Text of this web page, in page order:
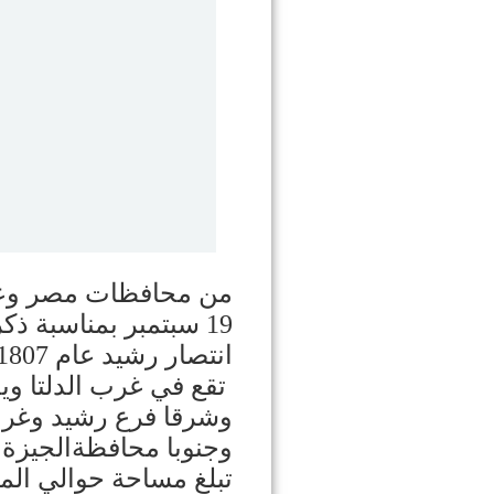
من محافظات مصر
19 سبتمبر
انتصار رشيد عام 1807
تقع في غرب الدلتا
وشرقا فرع رشيد
وجنوبا محافظةالجيزة